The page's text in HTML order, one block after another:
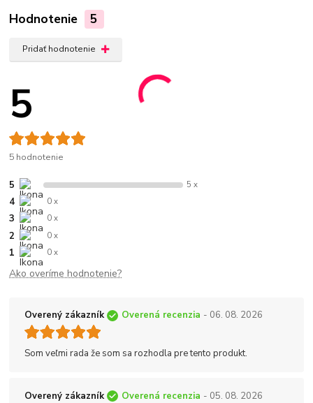
Hodnotenie 5
Pridať hodnotenie
5
5 hodnotenie
5 5 x
4 0 x
3 0 x
2 0 x
1 0 x
Ako overíme hodnotenie?
Overený zákazník Overená recenzia - 06. 08. 2026
Som veľmi rada že som sa rozhodla pre tento produkt.
Overený zákazník Overená recenzia - 05. 08. 2026